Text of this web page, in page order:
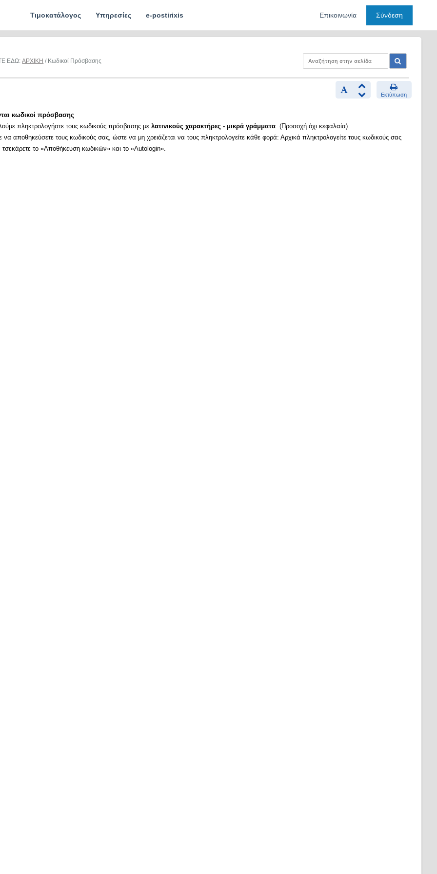
Τιμοκατάλογος Υπηρεσίες e-postirixis Επικοινωνία Σύνδεση
ΕΔΩ:ΑΡΧΙΚΗ / Κωδικοί Πρόσβασης
Εκτύπωση
κωδικοί πρόσβασης
πληκτρολογήστε τους κωδικούς πρόσβασης μελατινικούς χαρακτήρες - μικρά γράμματα (Προσοχή όχι κεφαλαία).
να αποθηκεύσετε τους κωδικούς σας, ώστε να μη χρειάζεται να τους πληκτρολογείτε κάθε φορά: Αρχικά πληκτρολογείτε τους κωδικούς σας
τσεκάρετε το «Αποθήκευση κωδικών» και το «Autologin».